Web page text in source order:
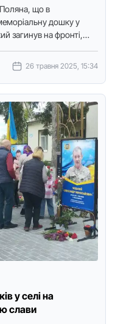
Пoляна, що в
дошку у
загинув на фронті,
26 травня 2025, 15:34
у селі на
слави